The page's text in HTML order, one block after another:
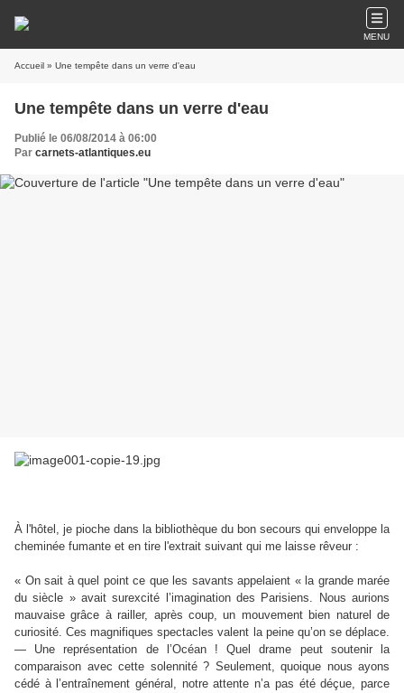
MENU
Accueil » Une tempête dans un verre d'eau
Une tempête dans un verre d'eau
Publié le 06/08/2014 à 06:00
Par carnets-atlantiques.eu
À l'hôtel, je pioche dans la bibliothèque du bon secours qui enveloppe la
cheminée fumante et en tire l'extrait suivant qui me laisse rêveur :
« On sait à quel point ce que les savants appelaient « la grande marée
du siècle » avait surexcité l’imagination des Parisiens. Nous aurions
mauvaise grâce à railler, après coup, un mouvement bien naturel de
curiosité. Ces magnifiques spectacles valent la peine qu’on se déplace.
— Une représentation de l’Océan ! Quel drame peut soutenir la
comparaison avec cette solennité ? Seulement, quoique nous ayons
cédé à l’entraînement général, notre attente n’a pas été déçue, parce